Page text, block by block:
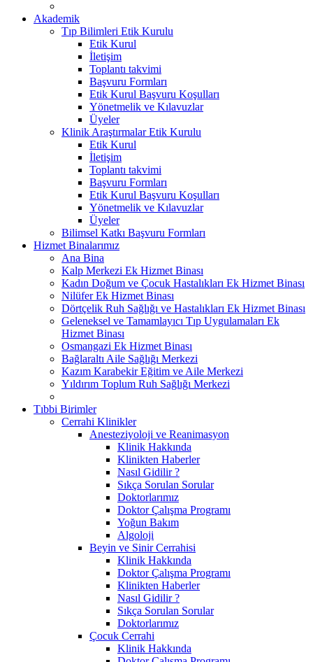
Akademik
Tıp Bilimleri Etik Kurulu
Etik Kurul
İletişim
Toplantı takvimi
Başvuru Formları
Etik Kurul Başvuru Koşulları
Yönetmelik ve Kılavuzlar
Üyeler
Klinik Araştırmalar Etik Kurulu
Etik Kurul
İletişim
Toplantı takvimi
Başvuru Formları
Etik Kurul Başvuru Koşulları
Yönetmelik ve Kılavuzlar
Üyeler
Bilimsel Katkı Başvuru Formları
Hizmet Binalarımız
Ana Bina
Kalp Merkezi Ek Hizmet Binası
Kadın Doğum ve Çocuk Hastalıkları Ek Hizmet Binası
Nilüfer Ek Hizmet Binası
Dörtçelik Ruh Sağlığı ve Hastalıkları Ek Hizmet Binası
Geleneksel ve Tamamlayıcı Tıp Uygulamaları Ek
Hizmet Binası
Osmangazi Ek Hizmet Binası
Bağlaraltı Aile Sağlığı Merkezi
Kazım Karabekir Eğitim ve Aile Merkezi
Yıldırım Toplum Ruh Sağlığı Merkezi
Tıbbi Birimler
Cerrahi Klinikler
Anesteziyoloji ve Reanimasyon
Klinik Hakkında
Klinikten Haberler
Nasıl Gidilir ?
Sıkça Sorulan Sorular
Doktorlarımız
Doktor Çalışma Programı
Yoğun Bakım
Algoloji
Beyin ve Sinir Cerrahisi
Klinik Hakkında
Doktor Çalışma Programı
Klinikten Haberler
Nasıl Gidilir ?
Sıkça Sorulan Sorular
Doktorlarımız
Çocuk Cerrahi
Klinik Hakkında